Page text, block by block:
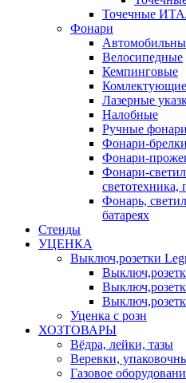
Точечные
Фонари
Велосипедные
Кемпинговые
Лазерные
Налобные
Ручные фонари
Фонари-
Фонари-
Фонари-
светотехника,
Фонарь,
батареях
Стенды
УЦЕНКА
Выключ,розетки
Уценка с розн
ХОЗТОВАРЫ
Вёдра, лейки, тазы
Веревки,
Газовое